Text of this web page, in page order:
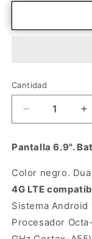
Cantidad
Cantidad
Reducir
cantidad
Xiaomi
A7
Pro
4GB
128GB
negro
Pantalla 6.9".
Color negro.
4G LTE
Sistema Android
Procesador